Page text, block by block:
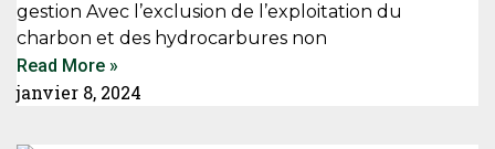
gestion Avec l’exclusion de l’exploitation du
charbon et des hydrocarbures non
Read More »
janvier 8, 2024